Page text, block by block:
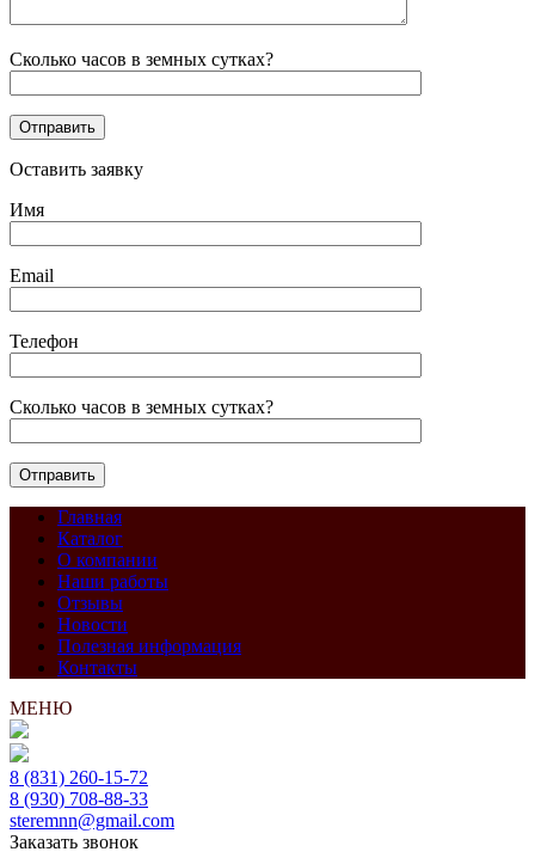
Сколько часов в земных сутках?
Оставить заявку
Имя
Email
Телефон
Сколько часов в земных сутках?
Главная
Каталог
О компании
Наши работы
Отзывы
Новости
Полезная информация
Контакты
МЕНЮ
8 (831) 260-15-72
8 (930) 708-88-33
steremnn@gmail.com
Заказать звонок